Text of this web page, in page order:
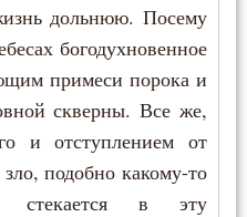
дольнюю. Посему
богодухновенное
примеси порока и
скверны. Все же,
и отступлением от
подобно какому-то
стекается в эту